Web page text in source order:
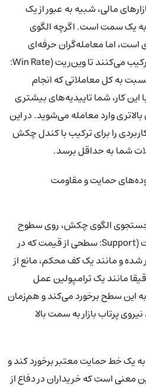
مالی، شبیه به عبور از یک
به یک سمت است. اگرچه الگوی
اما معامله‌گران حرفه‌ای
همیشه آن را با ابزارهای دیگر ترکیب می‌کنند تا وین‌ریت (Win Rate:
به کل معاملاتی که انجام
این کار، شما تاییدیه‌های بیشتری
وارد معامله می‌شوید. در این
را برای ترکیب با کندل چکش
شما به حداقل برسد.
حمایت و مقاومت
جستجوی الگوی چکش، روی سطوح
حمایتی است. محدوده‌ی حمایت (Support: سطحی از قیمت که در
شده و مانند یک کف محکم، مانع از
مانند یک ترامپولین عمل
این سطح برخورد می‌کند و هم‌زمان
پرتاب بازار به سمت بالا
یک خط حمایت معتبر برخورد کند و
معنی است که خریداران در دفاع از